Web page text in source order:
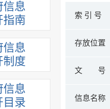
信息
指南
信息
制度
信息
目录
索 引 号
存放位置
文 号
信息名称